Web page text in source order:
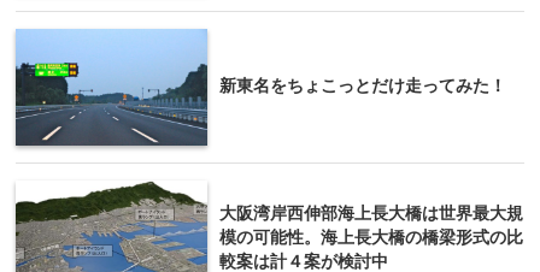
新東名をちょこっとだけ走ってみた！
大阪湾岸西伸部海上長大橋は世界最大規
模の可能性。海上長大橋の橋梁形式の比
較案は計４案が検討中